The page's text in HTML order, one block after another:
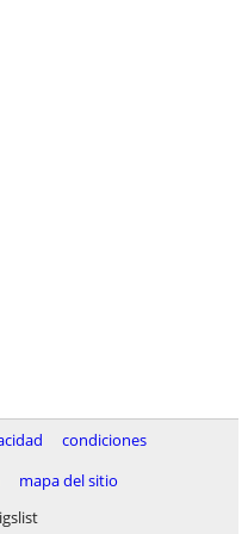
condiciones
mapa del sitio